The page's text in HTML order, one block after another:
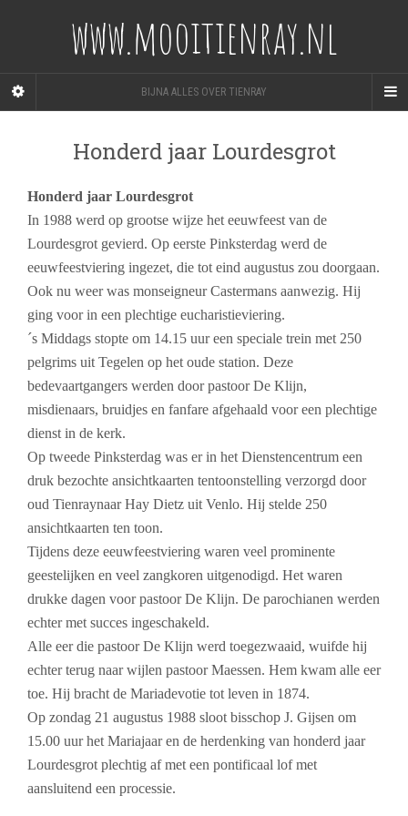
www.mooitienray.nl
BIJNA ALLES OVER TIENRAY
Honderd jaar Lourdesgrot
Honderd jaar Lourdesgrot
In 1988 werd op grootse wijze het eeuwfeest van de
Lourdesgrot gevierd. Op eerste Pinksterdag werd de
eeuwfeestviering ingezet, die tot eind augustus zou doorgaan.
Ook nu weer was monseigneur Castermans aanwezig. Hij
ging voor in een plechtige eucharistieviering.
´s Middags stopte om 14.15 uur een speciale trein met 250
pelgrims uit Tegelen op het oude station. Deze
bedevaartgangers werden door pastoor De Klijn,
misdienaars, bruidjes en fanfare afgehaald voor een plechtige
dienst in de kerk.
Op tweede Pinksterdag was er in het Dienstencentrum een
druk bezochte ansichtkaarten tentoonstelling verzorgd door
oud Tienraynaar Hay Dietz uit Venlo. Hij stelde 250
ansichtkaarten ten toon.
Tijdens deze eeuwfeestviering waren veel prominente
geestelijken en veel zangkoren uitgenodigd. Het waren
drukke dagen voor pastoor De Klijn. De parochianen werden
echter met succes ingeschakeld.
Alle eer die pastoor De Klijn werd toegezwaaid, wuifde hij
echter terug naar wijlen pastoor Maessen. Hem kwam alle eer
toe. Hij bracht de Mariadevotie tot leven in 1874.
Op zondag 21 augustus 1988 sloot bisschop J. Gijsen om
15.00 uur het Mariajaar en de herdenking van honderd jaar
Lourdesgrot plechtig af met een pontificaal lof met
aansluitend een processie.